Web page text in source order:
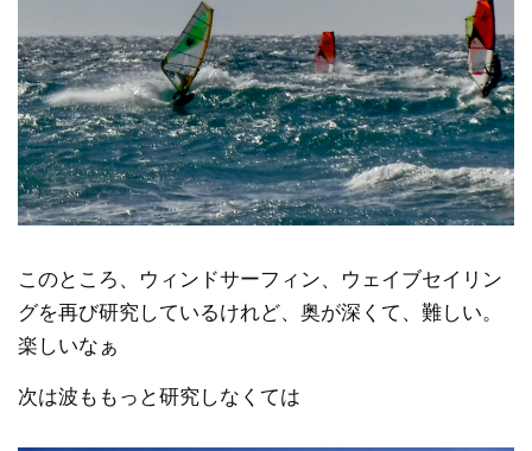
このところ、ウィンドサーフィン、ウェイブセイリン
グを再び研究しているけれど、奥が深くて、難しい。
楽しいなぁ
次は波ももっと研究しなくては